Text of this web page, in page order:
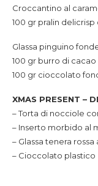
Croccantino al
100 gr pralin
Glassa pinguino
100 gr burro di cacao
100 gr cioccolato
XMAS PRESENT –
– Torta di nocciole
– Inserto morbido al
– Glassa tenera rossa
– Cioccolato plastico